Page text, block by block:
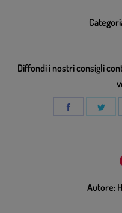
Diffondi i nostri consigli
Autore: